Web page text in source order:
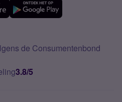
de Consumentenbond
3.8/5